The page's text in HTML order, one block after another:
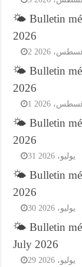
🌤️ Bulletin
2026
2026
🌤️ Bulletin
2026
2026
🌤️ Bulletin
2026
31 يوليو، 2026
🌤️ Bulletin
2026
30 يوليو، 2026
🌤️ Bulletin
July 2026
29 يوليو، 2026